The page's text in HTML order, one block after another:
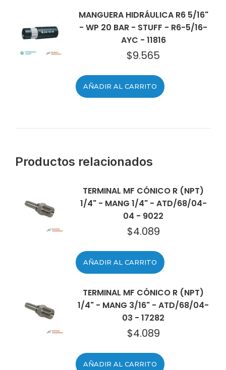
MANGUERA HIDRÁULICA R6 5/16"
- WP 20 BAR - STUFF - R6-5/16-
AYC - 11816
$9.565
AÑADIR AL CARRITO
Productos relacionados
TERMINAL MF CÓNICO R (NPT)
1/4" - MANG 1/4" - ATD/68/04-
04 - 9022
$4.089
AÑADIR AL CARRITO
TERMINAL MF CÓNICO R (NPT)
1/4" - MANG 3/16" - ATD/68/04-
03 - 17282
$4.089
AÑADIR AL CARRITO